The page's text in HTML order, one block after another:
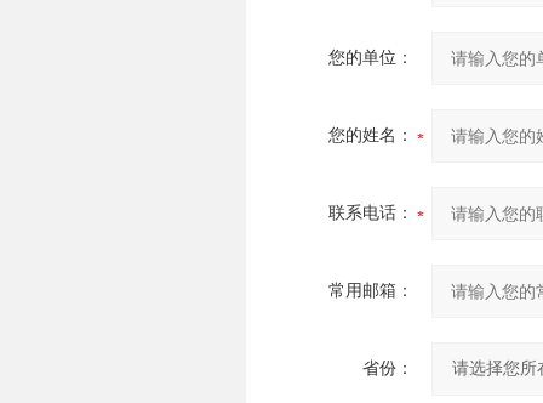
您的单位：
您的姓名：
联系电话：
常用邮箱：
省份：